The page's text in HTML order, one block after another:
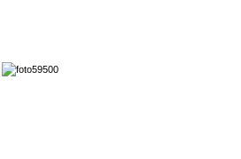
Waterwaaier
Waterzuring